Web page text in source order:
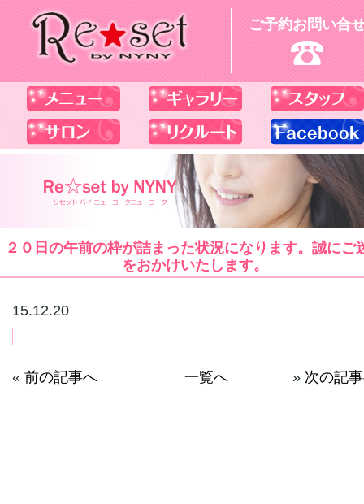
ご予約お問い合
２０日の午前の枠が詰まった状況になります。誠にご
をおかけいたします。
15.12.20
« 前の記事へ 一覧へ » 次の記